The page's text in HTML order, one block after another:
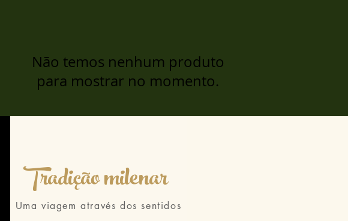
Não temos nenhum produto
para mostrar no momento.
Tradição milenar
Uma viagem através dos sentidos